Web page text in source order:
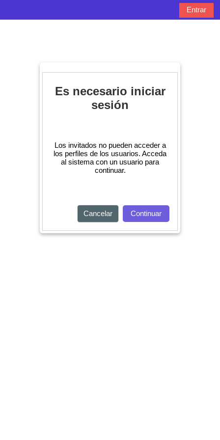
Entrar
Es necesario iniciar
sesión
Los invitados no pueden acceder a
los perfiles de los usuarios. Acceda
al sistema con un usuario para
continuar.
Cancelar Continuar